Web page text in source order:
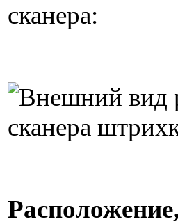
сканера: